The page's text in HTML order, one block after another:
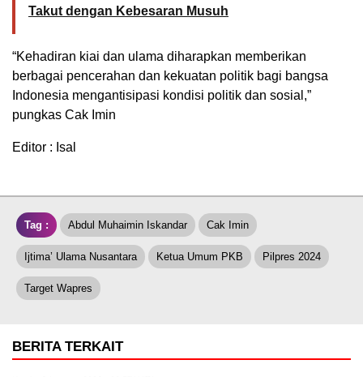
Takut dengan Kebesaran Musuh
“Kehadiran kiai dan ulama diharapkan memberikan
berbagai pencerahan dan kekuatan politik bagi bangsa
Indonesia mengantisipasi kondisi politik dan sosial,”
pungkas Cak Imin
Editor : Isal
Tag : Abdul Muhaimin Iskandar Cak Imin
Ijtima’ Ulama Nusantara Ketua Umum PKB Pilpres 2024
Target Wapres
BERITA TERKAIT